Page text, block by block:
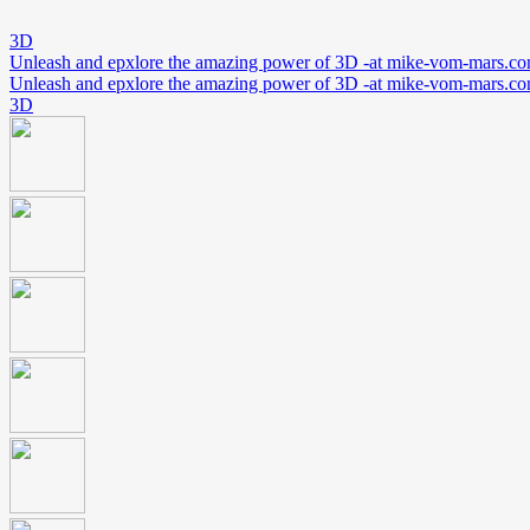
3D
Unleash and epxlore the amazing power of 3D -at mike-vom-
Unleash and epxlore the amazing power of 3D -at mike-vom-
3D